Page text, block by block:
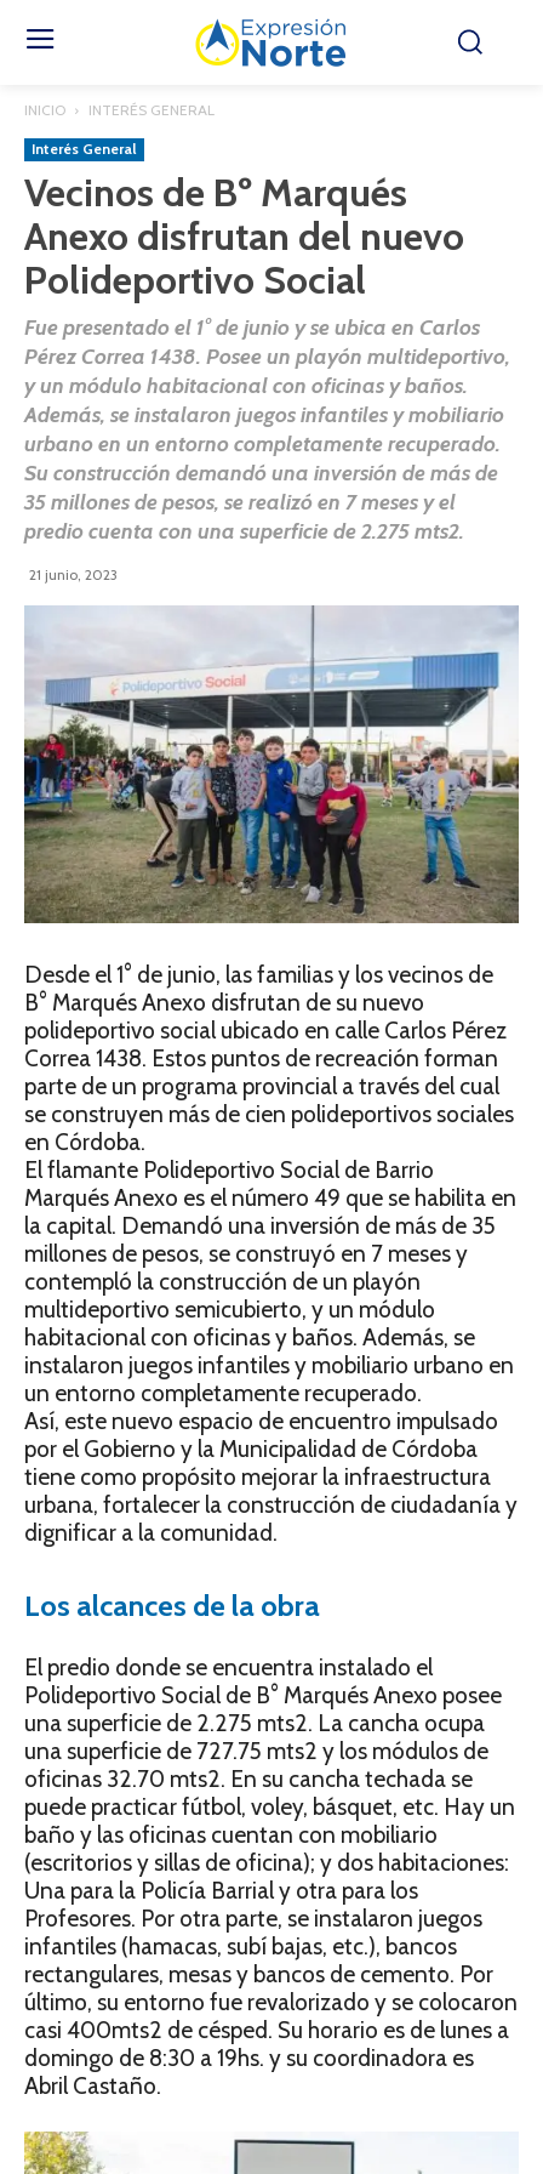
INICIO INTERÉS GENERAL
Interés General
Vecinos de Bº Marqués
Anexo disfrutan del nuevo
Polideportivo Social
Fue presentado el 1° de junio y se ubica en Carlos
Pérez Correa 1438. Posee un playón multideportivo,
y un módulo habitacional con oficinas y baños.
Además, se instalaron juegos infantiles y mobiliario
urbano en un entorno completamente recuperado.
Su construcción demandó una inversión de más de
35 millones de pesos, se realizó en 7 meses y el
predio cuenta con una superficie de 2.275 mts2.
21 junio, 2023
Desde el 1° de junio, las familias y los vecinos de
B° Marqués Anexo disfrutan de su nuevo
polideportivo social ubicado en calle Carlos Pérez
Correa 1438. Estos puntos de recreación forman
parte de un programa provincial a través del cual
se construyen más de cien polideportivos sociales
en Córdoba.
El flamante Polideportivo Social de Barrio
Marqués Anexo es el número 49 que se habilita en
la capital. Demandó una inversión de más de 35
millones de pesos, se construyó en 7 meses y
contempló la construcción de un playón
multideportivo semicubierto, y un módulo
habitacional con oficinas y baños. Además, se
instalaron juegos infantiles y mobiliario urbano en
un entorno completamente recuperado.
Así, este nuevo espacio de encuentro impulsado
por el Gobierno y la Municipalidad de Córdoba
tiene como propósito mejorar la infraestructura
urbana, fortalecer la construcción de ciudadanía y
dignificar a la comunidad.
Los alcances de la obra
El predio donde se encuentra instalado el
Polideportivo Social de B° Marqués Anexo posee
una superficie de 2.275 mts2. La cancha ocupa
una superficie de 727.75 mts2 y los módulos de
oficinas 32.70 mts2. En su cancha techada se
puede practicar fútbol, voley, básquet, etc. Hay un
baño y las oficinas cuentan con mobiliario
(escritorios y sillas de oficina); y dos habitaciones:
Una para la Policía Barrial y otra para los
Profesores. Por otra parte, se instalaron juegos
infantiles (hamacas, subí bajas, etc.), bancos
rectangulares, mesas y bancos de cemento. Por
último, su entorno fue revalorizado y se colocaron
casi 400mts2 de césped. Su horario es de lunes a
domingo de 8:30 a 19hs. y su coordinadora es
Abril Castaño.